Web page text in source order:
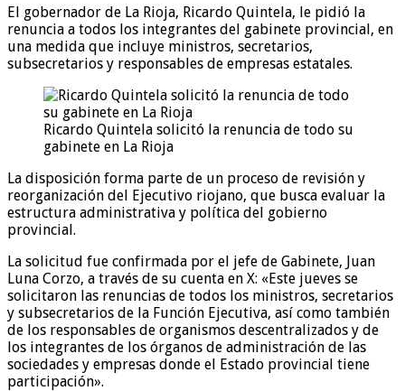
El gobernador de La Rioja, Ricardo Quintela, le pidió la
renuncia a todos los integrantes del gabinete provincial, en
una medida que incluye ministros, secretarios,
subsecretarios y responsables de empresas estatales.
Ricardo Quintela solicitó la renuncia de todo su
gabinete en La Rioja
La disposición forma parte de un proceso de revisión y
reorganización del Ejecutivo riojano, que busca evaluar la
estructura administrativa y política del gobierno
provincial.
La solicitud fue confirmada por el jefe de Gabinete, Juan
Luna Corzo, a través de su cuenta en X: «Este jueves se
solicitaron las renuncias de todos los ministros, secretarios
y subsecretarios de la Función Ejecutiva, así como también
de los responsables de organismos descentralizados y de
los integrantes de los órganos de administración de las
sociedades y empresas donde el Estado provincial tiene
participación».